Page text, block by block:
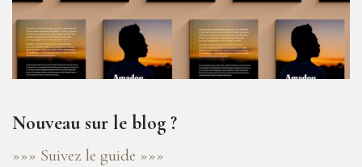
Nouveau sur le blog ?
»»» Suivez le guide »»»